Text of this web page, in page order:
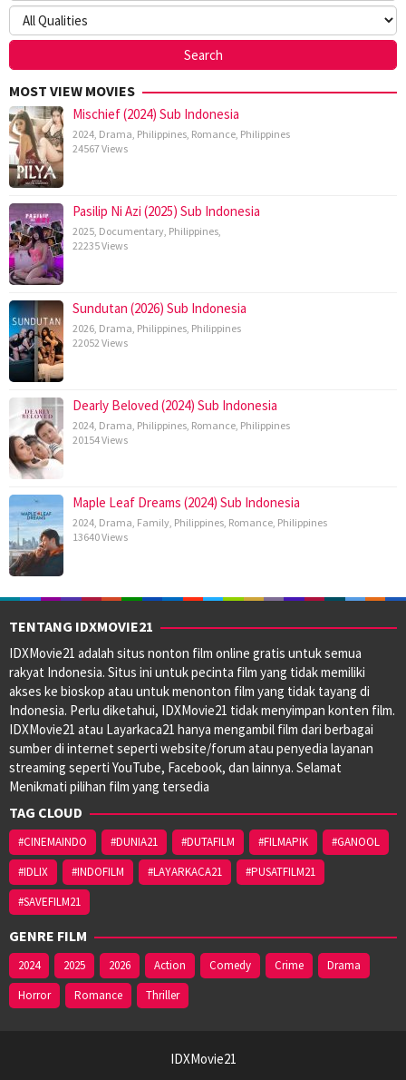
MOST VIEW MOVIES
Mischief (2024) Sub Indonesia
2024 Drama Philippines Romance Philippines
24567 Views
Pasilip Ni Azi (2025) Sub Indonesia
2025 Documentary Philippines
22235 Views
Sundutan (2026) Sub Indonesia
2026 Drama Philippines Philippines
22052 Views
Dearly Beloved (2024) Sub Indonesia
2024 Drama Philippines Romance Philippines
20154 Views
Maple Leaf Dreams (2024) Sub Indonesia
2024 Drama Family Philippines Romance Philippines
13640 Views
TENTANG IDXMOVIE21
IDXMovie21 adalah situs nonton film online gratis untuk semua
rakyat Indonesia. Situs ini untuk pecinta film yang tidak memiliki
akses ke bioskop atau untuk menonton film yang tidak tayang di
Indonesia. Perlu diketahui, IDXMovie21 tidak menyimpan konten film.
IDXMovie21 atau Layarkaca21 hanya mengambil film dari berbagai
sumber di internet seperti website/forum atau penyedia layanan
streaming seperti YouTube, Facebook, dan lainnya. Selamat
Menikmati pilihan film yang tersedia
TAG CLOUD
#CINEMAINDO #DUNIA21 #DUTAFILM #FILMAPIK
#GANOOL
#IDLIX
#INDOFILM #LAYARKACA21
#PUSATFILM21
#SAVEFILM21
GENRE FILM
2024 2025 2026 Action Comedy Crime
Drama
Horror
Romance Thriller
IDXMovie21